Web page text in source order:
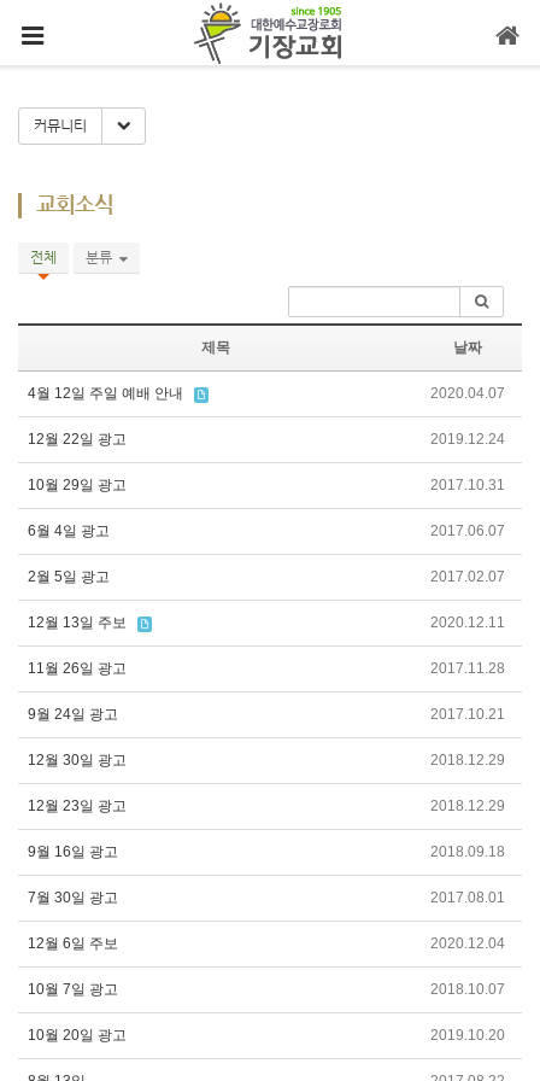
커뮤니티 Toggle Dropdown
교회소식
전체 분류
제목 날짜
4월 12일 주일 예배 안내 2020.04.07
12월 22일 광고 2019.12.24
10월 29일 광고 2017.10.31
6월 4일 광고 2017.06.07
2월 5일 광고 2017.02.07
12월 13일 주보 2020.12.11
11월 26일 광고 2017.11.28
9월 24일 광고 2017.10.21
12월 30일 광고 2018.12.29
12월 23일 광고 2018.12.29
9월 16일 광고 2018.09.18
7월 30일 광고 2017.08.01
12월 6일 주보 2020.12.04
10월 7일 광고 2018.10.07
10월 20일 광고 2019.10.20